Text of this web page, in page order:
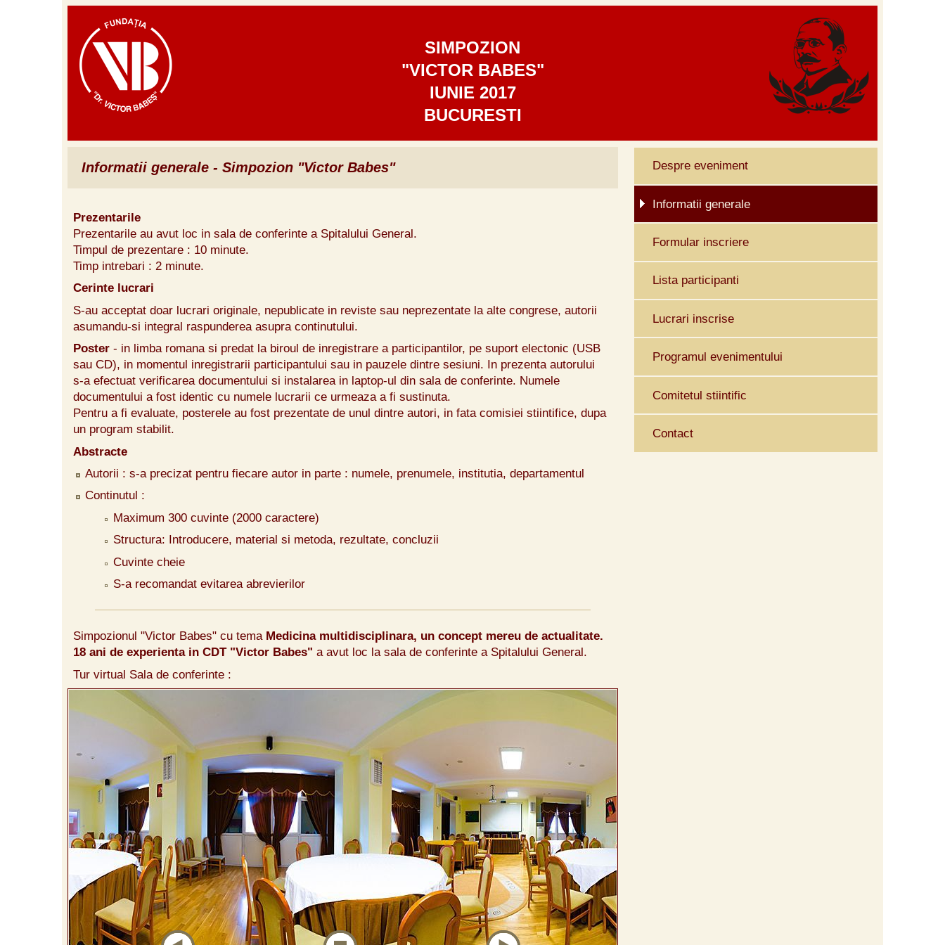
SIMPOZION
"VICTOR BABES"
IUNIE 2017
BUCURESTI
Informatii generale - Simpozion "Victor Babes"
Prezentarile
Prezentarile au avut loc in sala de conferinte a Spitalului General.
Timpul de prezentare : 10 minute.
Timp intrebari : 2 minute.
Cerinte lucrari
S-au acceptat doar lucrari originale, nepublicate in reviste sau neprezentate la alte congrese, autorii
asumandu-si integral raspunderea asupra continutului.
Poster - in limba romana si predat la biroul de inregistrare a participantilor, pe suport electonic (USB
sau CD), in momentul inregistrarii participantului sau in pauzele dintre sesiuni. In prezenta autorului
s-a efectuat verificarea documentului si instalarea in laptop-ul din sala de conferinte. Numele
documentului a fost identic cu numele lucrarii ce urmeaza a fi sustinuta.
Pentru a fi evaluate, posterele au fost prezentate de unul dintre autori, in fata comisiei stiintifice, dupa
un program stabilit.
Abstracte
Autorii : s-a precizat pentru fiecare autor in parte : numele, prenumele, institutia, departamentul
Continutul :
Maximum 300 cuvinte (2000 caractere)
Structura: Introducere, material si metoda, rezultate, concluzii
Cuvinte cheie
S-a recomandat evitarea abrevierilor
Simpozionul "Victor Babes" cu tema Medicina multidisciplinara, un concept mereu de actualitate.
18 ani de experienta in CDT "Victor Babes" a avut loc la sala de conferinte a Spitalului General.
Tur virtual Sala de conferinte :
Despre eveniment
Informatii generale
Formular inscriere
Lista participanti
Lucrari inscrise
Programul evenimentului
Comitetul stiintific
Contact